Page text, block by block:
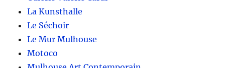
La Kunsthalle
Le Séchoir
Le Mur Mulhouse
Motoco